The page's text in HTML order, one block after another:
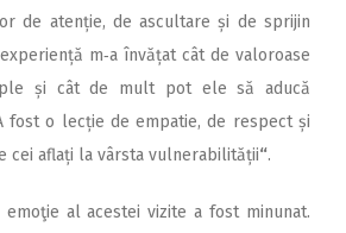
de atenție, de ascultare și de sprijin
m‑a învățat cât de valoroase
și cât de mult pot ele să aducă
fost o lecție de empatie, de respect și
cei aflați la vârsta vulnerabilității“.
emoţie al acestei vizite a fost minunat.